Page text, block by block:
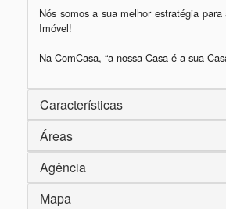
Nós somos a sua melhor estratégia
Imóvel!
Na ComCasa, “a nossa Casa é a sua
Características
Áreas
Agência
Mapa